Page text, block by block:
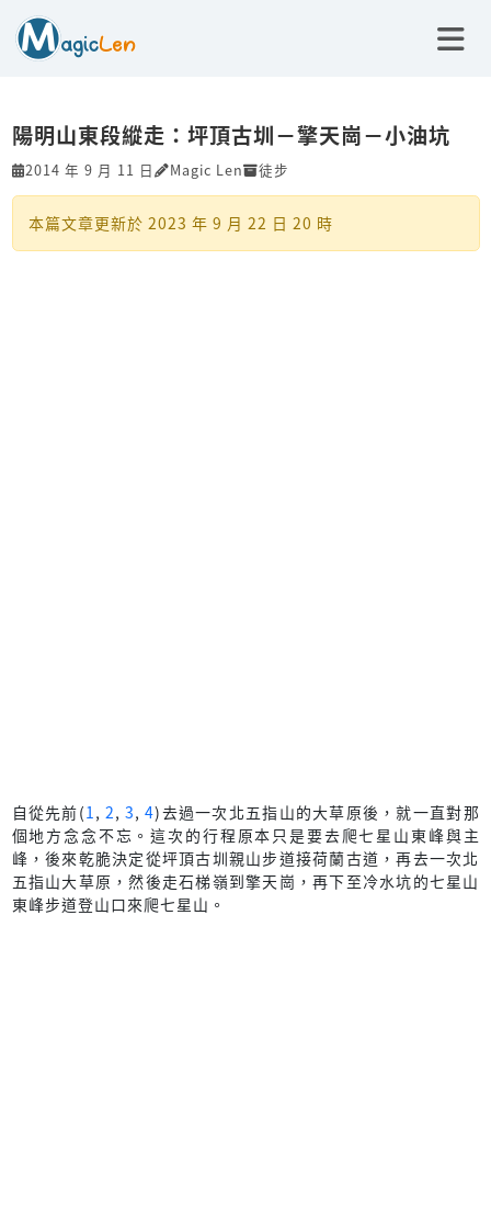
陽明山東段縱走：坪頂古圳－擎天崗－小油坑
2014 年 9 月 11 日 Magic Len 徒步
本篇文章更新於 2023 年 9 月 22 日 20 時
自從先前(1 , 2,3,4)去過一次北五指山的大草原後，就一直對那
個地方念念不忘。這次的行程原本只是要去爬七星山東峰與主
峰，後來乾脆決定從坪頂古圳親山步道接荷蘭古道，再去一次北
五指山大草原，然後走石梯嶺到擎天崗，再下至冷水坑的七星山
東峰步道登山口來爬七星山。